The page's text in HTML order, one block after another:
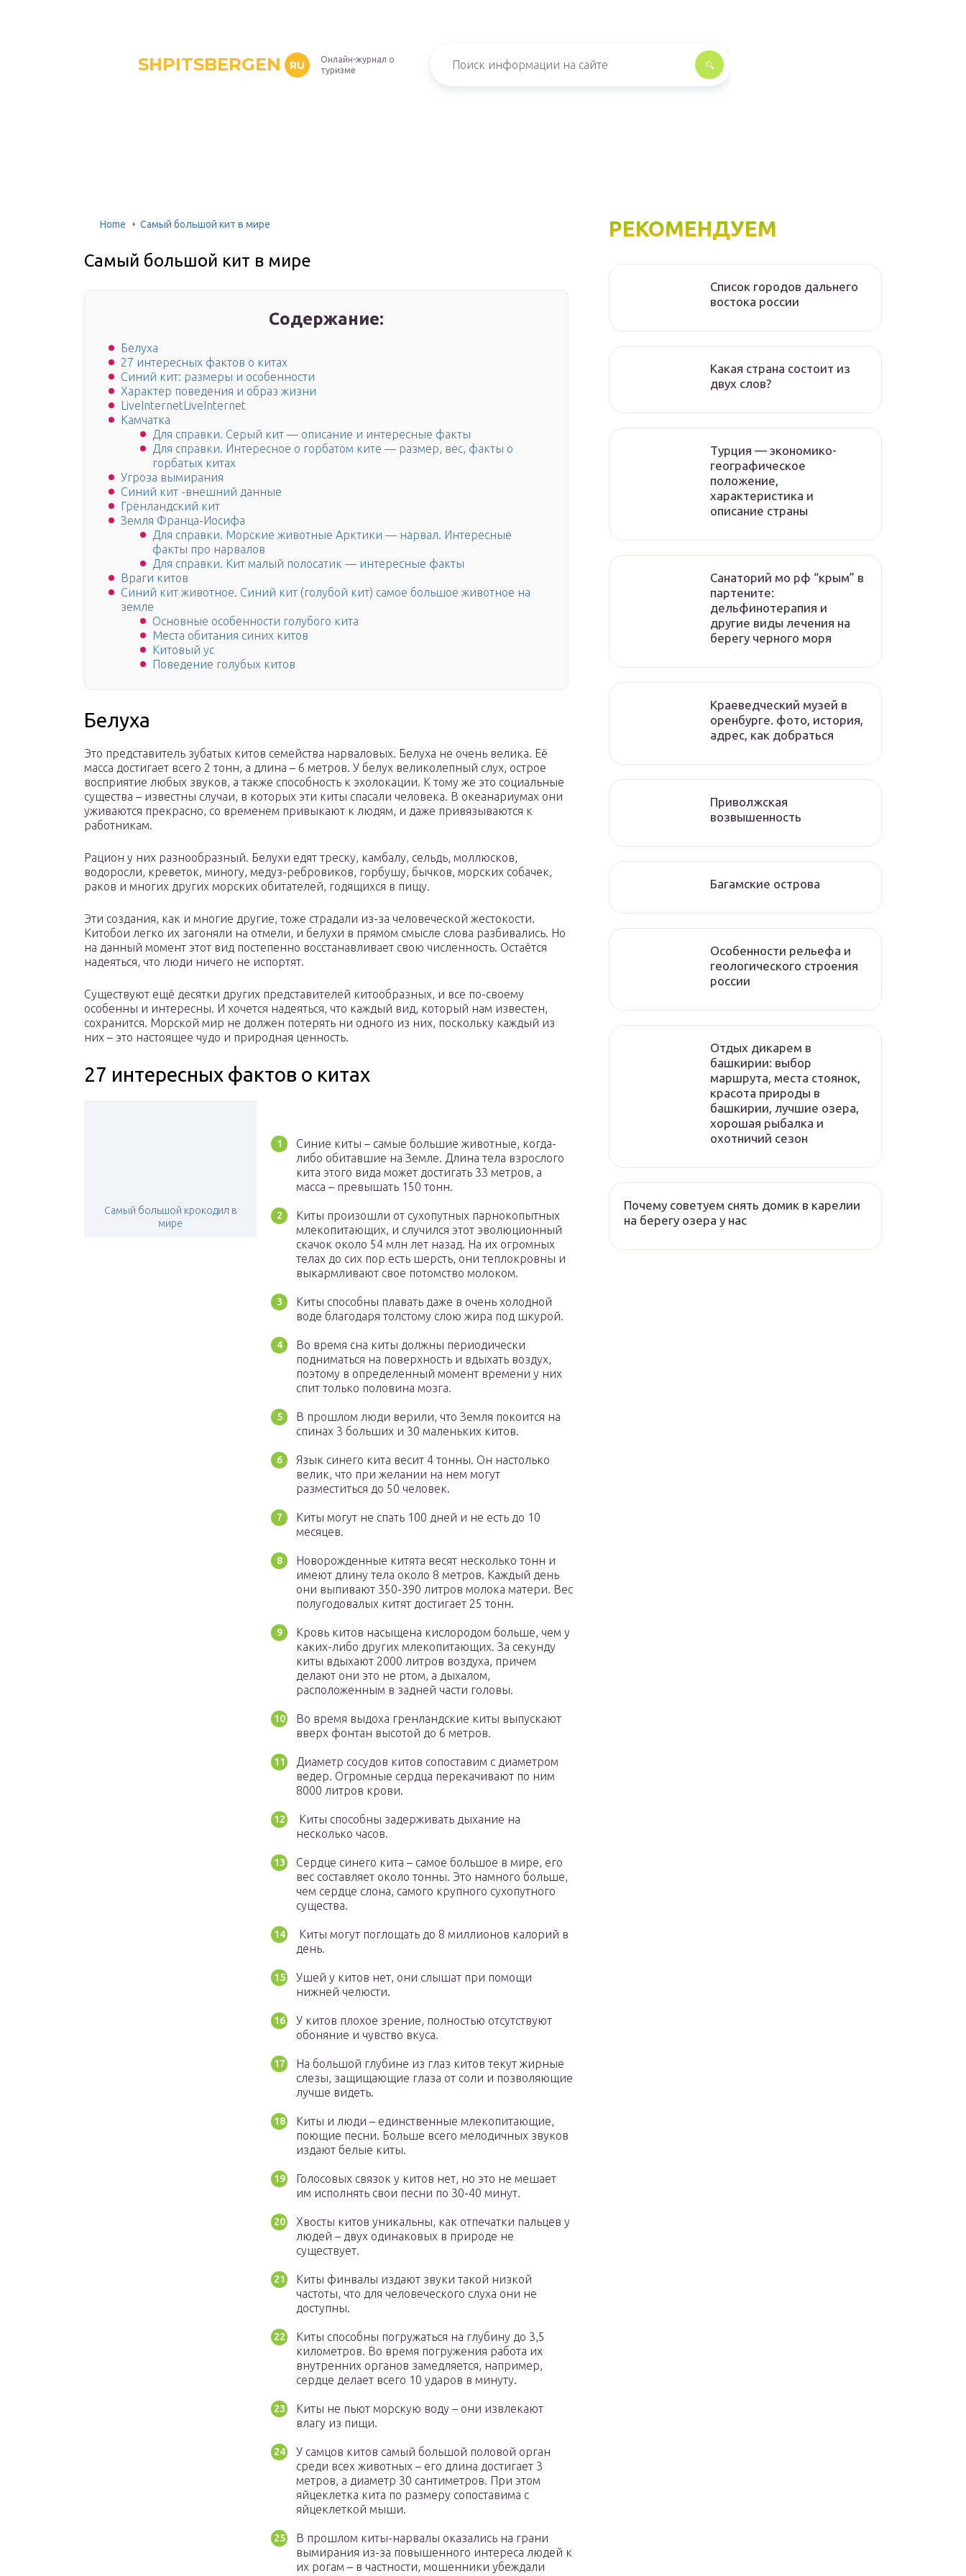
SHPITSBERGEN RU
Онлайн-журнал о
туризме
Home Самый большой кит в мире
Самый большой кит в мире
Содержание:
Белуха
27 интересных фактов о китах
Синий кит: размеры и особенности
Характер поведения и образ жизни
LiveInternetLiveInternet
Камчатка
Для справки. Серый кит — описание и интересные факты
Для справки. Интересное о горбатом ките — размер, вес, факты о
горбатых китах
Угроза вымирания
Синий кит -внешний данные
Гренландский кит
Земля Франца-Иосифа
Для справки. Морские животные Арктики — нарвал. Интересные
факты про нарвалов
Для справки. Кит малый полосатик — интересные факты
Враги китов
Синий кит животное. Синий кит (голубой кит) самое большое животное на
земле
Основные особенности голубого кита
Места обитания синих китов
Китовый ус
Поведение голубых китов
Белуха
Это представитель зубатых китов семейства нарваловых. Белуха не очень велика. Её
масса достигает всего 2 тонн, а длина – 6 метров. У белух великолепный слух, острое
восприятие любых звуков, а также способность к эхолокации. К тому же это социальные
существа – известны случаи, в которых эти киты спасали человека. В океанариумах они
уживаются прекрасно, со временем привыкают к людям, и даже привязываются к
работникам.
Рацион у них разнообразный. Белухи едят треску, камбалу, сельдь, моллюсков,
водоросли, креветок, миногу, медуз-ребровиков, горбушу, бычков, морских собачек,
раков и многих других морских обитателей, годящихся в пищу.
Эти создания, как и многие другие, тоже страдали из-за человеческой жестокости.
Китобои легко их загоняли на отмели, и белухи в прямом смысле слова разбивались. Но
на данный момент этот вид постепенно восстанавливает свою численность. Остаётся
надеяться, что люди ничего не испортят.
Существуют ещё десятки других представителей китообразных, и все по-своему
особенны и интересны. И хочется надеяться, что каждый вид, который нам известен,
сохранится. Морской мир не должен потерять ни одного из них, поскольку каждый из
них – это настоящее чудо и природная ценность.
27 интересных фактов о китах
Самый большой крокодил в
мире
Синие киты – самые большие животные, когда-
либо обитавшие на Земле. Длина тела взрослого
кита этого вида может достигать 33 метров, а
масса – превышать 150 тонн.
Киты произошли от сухопутных парнокопытных
млекопитающих, и случился этот эволюционный
скачок около 54 млн лет назад. На их огромных
телах до сих пор есть шерсть, они теплокровны и
выкармливают свое потомство молоком.
Киты способны плавать даже в очень холодной
воде благодаря толстому слою жира под шкурой.
Во время сна киты должны периодически
подниматься на поверхность и вдыхать воздух,
поэтому в определенный момент времени у них
спит только половина мозга.
В прошлом люди верили, что Земля покоится на
спинах 3 больших и 30 маленьких китов.
Язык синего кита весит 4 тонны. Он настолько
велик, что при желании на нем могут
разместиться до 50 человек.
Киты могут не спать 100 дней и не есть до 10
месяцев.
Новорожденные китята весят несколько тонн и
имеют длину тела около 8 метров. Каждый день
они выпивают 350-390 литров молока матери. Вес
полугодовалых китят достигает 25 тонн.
Кровь китов насыщена кислородом больше, чем у
каких-либо других млекопитающих. За секунду
киты вдыхают 2000 литров воздуха, причем
делают они это не ртом, а дыхалом,
расположенным в задней части головы.
Во время выдоха гренландские киты выпускают
вверх фонтан высотой до 6 метров.
Диаметр сосудов китов сопоставим с диаметром
ведер. Огромные сердца перекачивают по ним
8000 литров крови.
Киты способны задерживать дыхание на
несколько часов.
Сердце синего кита – самое большое в мире, его
вес составляет около тонны. Это намного больше,
чем сердце слона, самого крупного сухопутного
существа.
Киты могут поглощать до 8 миллионов калорий в
день.
Ушей у китов нет, они слышат при помощи
нижней челюсти.
У китов плохое зрение, полностью отсутствуют
обоняние и чувство вкуса.
На большой глубине из глаз китов текут жирные
слезы, защищающие глаза от соли и позволяющие
лучше видеть.
Киты и люди – единственные млекопитающие,
поющие песни. Больше всего мелодичных звуков
издают белые киты.
Голосовых связок у китов нет, но это не мешает
им исполнять свои песни по 30-40 минут.
Хвосты китов уникальны, как отпечатки пальцев у
людей – двух одинаковых в природе не
существует.
Киты финвалы издают звуки такой низкой
частоты, что для человеческого слуха они не
доступны.
Киты способны погружаться на глубину до 3,5
километров. Во время погружения работа их
внутренних органов замедляется, например,
сердце делает всего 10 ударов в минуту.
Киты не пьют морскую воду – они извлекают
влагу из пищи.
У самцов китов самый большой половой орган
среди всех животных – его длина достигает 3
метров, а диаметр 30 сантиметров. При этом
яйцеклетка кита по размеру сопоставима с
яйцеклеткой мыши.
В прошлом киты-нарвалы оказались на грани
вымирания из-за повышенного интереса людей к
их рогам – в частности, мошенники убеждали
РЕКОМЕНДУЕМ
Список городов дальнего
востока россии
Какая страна состоит из
двух слов?
Турция — экономико-
географическое
положение,
характеристика и
описание страны
Санаторий мо рф “крым” в
партените:
дельфинотерапия и
другие виды лечения на
берегу черного моря
Краеведческий музей в
оренбурге. фото, история,
адрес, как добраться
Приволжская
возвышенность
Багамские острова
Особенности рельефа и
геологического строения
россии
Отдых дикарем в
башкирии: выбор
маршрута, места стоянок,
красота природы в
башкирии, лучшие озера,
хорошая рыбалка и
охотничий сезон
Почему советуем снять домик в карелии
на берегу озера у нас